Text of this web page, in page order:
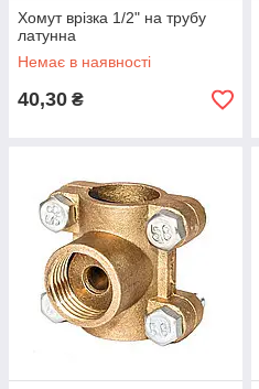
Хомут врізка 1/2" на трубу
латунна
Немає в наявності
40,30 ₴